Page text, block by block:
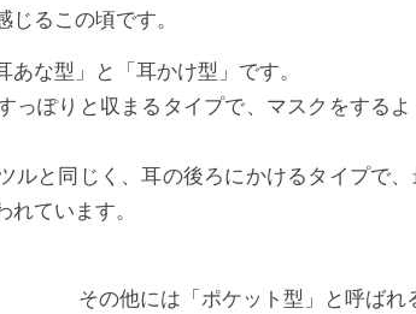
るこの頃です。
な型」と「耳かけ型」です。
っぽりと収まるタイプで、マスクをする
ルと同じく、耳の後ろにかけるタイプで
ています。
その他には「ポケット型」と呼ばれ